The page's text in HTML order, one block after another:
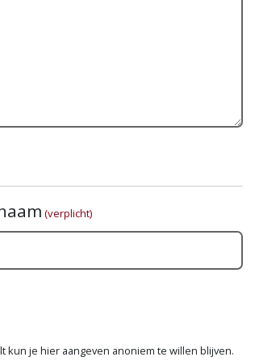
(verplicht)
kun je hier aangeven anoniem te willen blijven.